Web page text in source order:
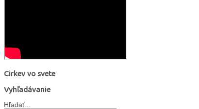
Cirkev vo svete
Vyhľadávanie
Hľadať...